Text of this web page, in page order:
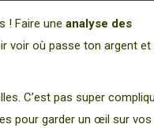
! Faire une analyse des
voir où passe ton argent et
C’est pas super
pour garder un œil sur vos